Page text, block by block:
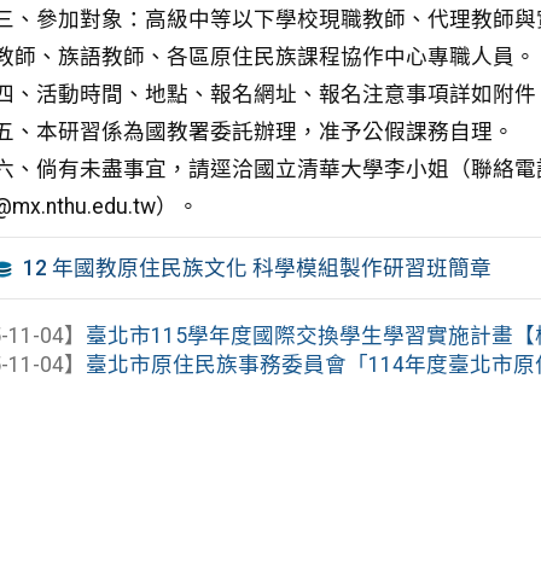
、參加對象：高級中等以下學校現職教師、代理教師
師、族語教師、各區原住民族課程協作中心專職人員。
、活動時間、地點、報名網址、報名注意事項詳如附件
、本研習係為國教署委託辦理，准予公假課務自理。
、倘有未盡事宜，請逕洽國立清華大學李小姐（聯絡
）。
12 年國教原住民族文化 科學模組製作研習班簡章
04】 臺北市115學年度國際交換學生學習實施計畫
04】 臺北市原住民族事務委員會「114年度臺北市